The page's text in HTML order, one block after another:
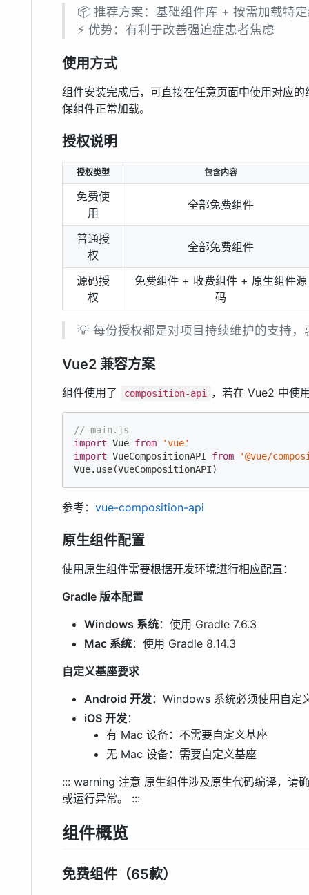
📦 推荐方案：基础组件库 + 按需加载特
⚡ 优势：有利于改善强迫症患者焦虑
使用方式
组件安装完成后，可直接在任意页面中使用对应
保组件正常加载。
授权说明
授权类型 包含内容
免费使
用
全部免费组件
普通授
权
全部免费组件
源码授
权
免费组件 + 收费组件 + 原生组件源
码
💡 每份授权都是对项目持续维护的支持
Vue2 兼容方案
组件使用了 composition-api ，若在 Vue2 中使
// main.js
import Vue from
'vue'
import VueCompositionAPI from
'@vue/
Vue.use(VueCompositionAPI)
参考： vue-composition-api
原生组件配置
使用原生组件需要根据开发环境进行相应配置：
Gradle 版本配置
Windows 系统：使用 Gradle 7.6.3
Mac 系统：使用 Gradle 8.14.3
自定义基座要求
Android 开发：Windows 系统必须使用自定
iOS 开发：
有 Mac 设备：不需要自定义基座
无 Mac 设备：需要自定义基座
::: warning 注意 原生组件涉及原生代码编译，请
或运行异常。 :::
组件概览
免费组件（65款）